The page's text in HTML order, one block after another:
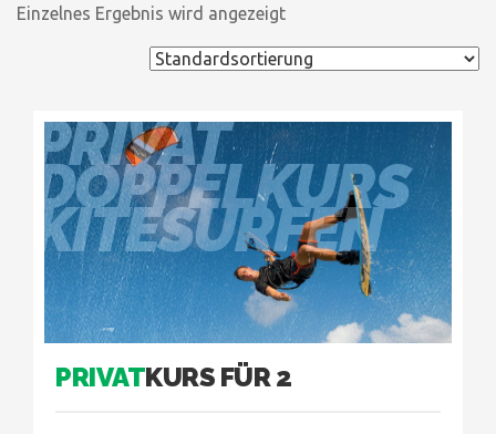
Einzelnes Ergebnis wird angezeigt
PRIVAT
DOPPELKURS
KITESURFEN
PRIVATKURS FÜR 2